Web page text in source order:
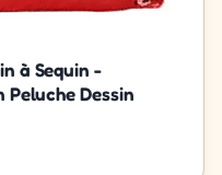
à Sequin -
Peluche Dessin